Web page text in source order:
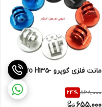
مانت فلزی گوپرو -Gopro H135
868,000
24%